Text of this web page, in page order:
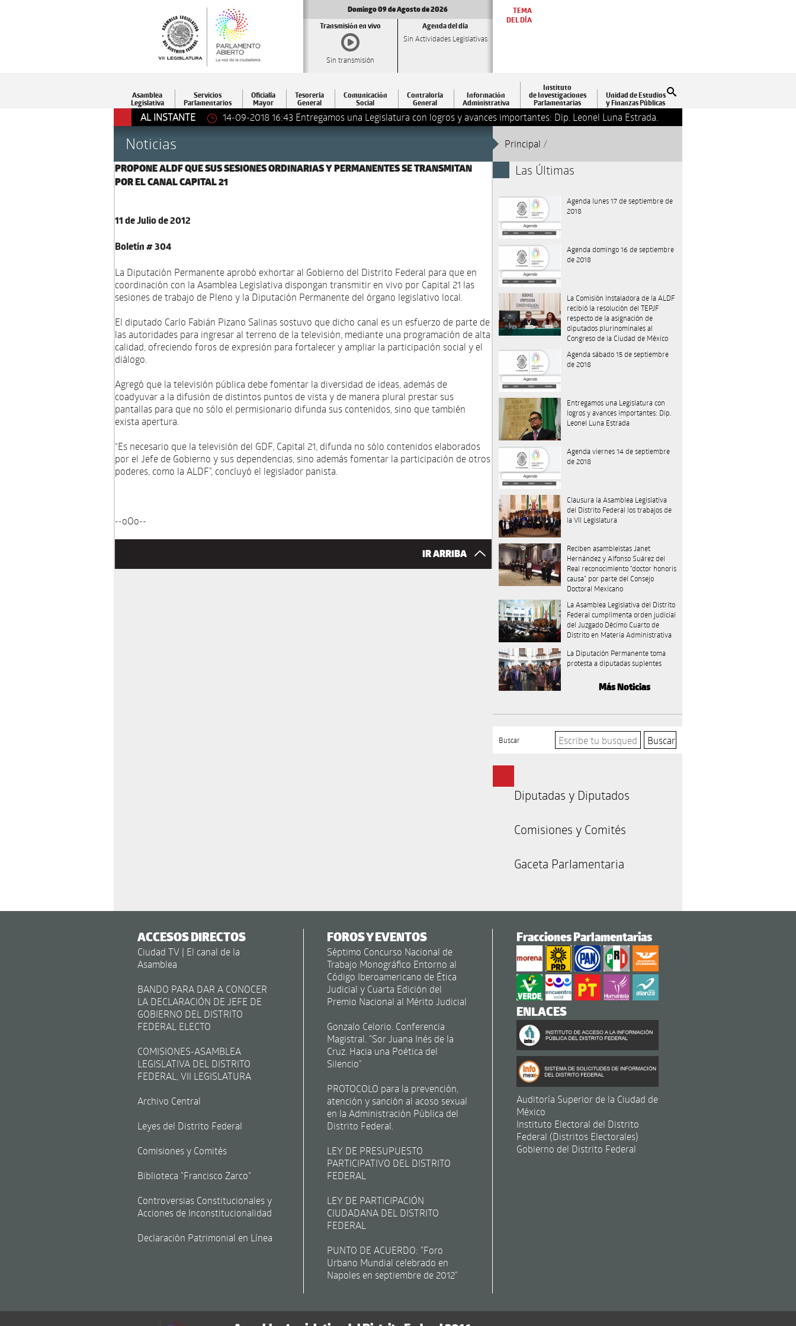
Domingo 09 de Agosto de 2026
Transmisión en vivo
Sin transmisión
Agenda del día
Sin Actividades Legislativas
TEMA
DEL DÍA
Asamblea
Legislativa
Servicios
Parlamentarios
Oficialía
Mayor
Tesorería
General
Comunicación
Social
Contraloría
General
Información
Administrativa
Instituto
de Investigaciones
Parlamentarias
Unidad de Estudios
y Finanzas Públicas
AL INSTANTE 14-09-2018 16:43 Entregamos una Legislatura con logros y avances importantes: Dip. Leonel Luna Estrada.
Noticias Principal /
PROPONE ALDF QUE SUS SESIONES ORDINARIAS Y PERMANENTES SE TRANSMITAN
POR EL CANAL CAPITAL 21
11 de Julio de 2012
Boletín # 304
La Diputación Permanente aprobó exhortar al Gobierno del Distrito Federal para que en
coordinación con la Asamblea Legislativa dispongan transmitir en vivo por Capital 21 las
sesiones de trabajo de Pleno y la Diputación Permanente del órgano legislativo local.
El diputado Carlo Fabián Pizano Salinas sostuvo que dicho canal es un esfuerzo de parte de
las autoridades para ingresar al terreno de la televisión, mediante una programación de alta
calidad, ofreciendo foros de expresión para fortalecer y ampliar la participación social y el
diálogo.
Agregó que la televisión pública debe fomentar la diversidad de ideas, además de
coadyuvar a la difusión de distintos puntos de vista y de manera plural prestar sus
pantallas para que no sólo el permisionario difunda sus contenidos, sino que también
exista apertura.
“Es necesario que la televisión del GDF, Capital 21, difunda no sólo contenidos elaborados
por el Jefe de Gobierno y sus dependencias, sino además fomentar la participación de otros
poderes, como la ALDF”, concluyó el legislador panista.
--oOo--
IR ARRIBA
Las Últimas
Agenda lunes 17 de septiembre de
2018
Agenda domingo 16 de septiembre
de 2018
La Comisión Instaladora de la ALDF
recibió la resolución del TEPJF
respecto de la asignación de
diputados plurinominales al
Congreso de la Ciudad de México
Agenda sábado 15 de septiembre
de 2018
Entregamos una Legislatura con
logros y avances importantes: Dip.
Leonel Luna Estrada
Agenda viernes 14 de septiembre
de 2018
Clausura la Asamblea Legislativa
del Distrito Federal los trabajos de
la VII Legislatura
Reciben asambleístas Janet
Hernández y Alfonso Suárez del
Real reconocimiento “doctor honoris
causa” por parte del Consejo
Doctoral Mexicano
La Asamblea Legislativa del Distrito
Federal cumplimenta orden judicial
del Juzgado Décimo Cuarto de
Distrito en Materia Administrativa
La Diputación Permanente toma
protesta a diputadas suplentes
Más Noticias
Buscar
Diputadas y Diputados
Comisiones y Comités
Gaceta Parlamentaria
ACCESOS DIRECTOS
Ciudad TV | El canal de la
Asamblea
BANDO PARA DAR A CONOCER
LA DECLARACIÓN DE JEFE DE
GOBIERNO DEL DISTRITO
FEDERAL ELECTO
COMISIONES-ASAMBLEA
LEGISLATIVA DEL DISTRITO
FEDERAL, VII LEGISLATURA
Archivo Central
Leyes del Distrito Federal
Comisiones y Comités
Biblioteca "Francisco Zarco"
Controversias Constitucionales y
Acciones de Inconstitucionalidad
Declaración Patrimonial en Línea
FOROS Y EVENTOS
Séptimo Concurso Nacional de
Trabajo Monográfico Entorno al
Código Iberoamericano de Ética
Judicial y Cuarta Edición del
Premio Nacional al Mérito Judicial
Gonzalo Celorio. Conferencia
Magistral. "Sor Juana Inés de la
Cruz. Hacia una Poética del
Silencio"
PROTOCOLO para la prevención,
atención y sanción al acoso sexual
en la Administración Pública del
Distrito Federal.
LEY DE PRESUPUESTO
PARTICIPATIVO DEL DISTRITO
FEDERAL
LEY DE PARTICIPACIÓN
CIUDADANA DEL DISTRITO
FEDERAL
PUNTO DE ACUERDO: "Foro
Urbano Mundial celebrado en
Napoles en septiembre de 2012"
Fracciones Parlamentarias
ENLACES
Auditoría Superior de la Ciudad de
México
Instituto Electoral del Distrito
Federal (Distritos Electorales)
Gobierno del Distrito Federal